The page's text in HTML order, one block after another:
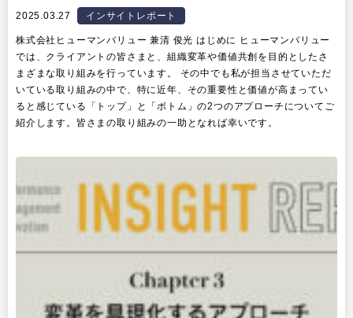
2025.03.27 インサイトレポート
株式会社ヒューマンバリュー 兼清 俊光 はじめに ヒューマンバリュー
では、クライアントの皆さまと、組織変革や価値共創を目的としたさ
まざまな取り組みを行っています。 その中でも私が担当させていただ
いている取り組みの中で、特に近年、その重要性と価値が高まってい
ると感じている「トップ」と「ボトム」の2つのアプローチについてご
紹介します。皆さまの取り組みの一助となれば幸いです。